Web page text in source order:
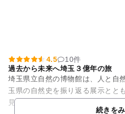
4.5
10件
過去から未来へ埼玉３億年の旅
埼玉県立自然の博物館は、人と自
玉県の自然史を振り返る展示とと
見せる周辺環境にも恵まれていま
続きを